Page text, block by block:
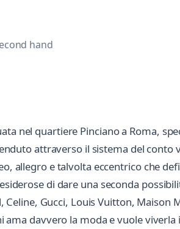
hand
nel quartiere Pinciano a Roma,
attraverso il sistema del
allegro e talvolta eccentrico che
di dare una seconda
Gucci, Louis Vuitton,
davvero la moda e vuole